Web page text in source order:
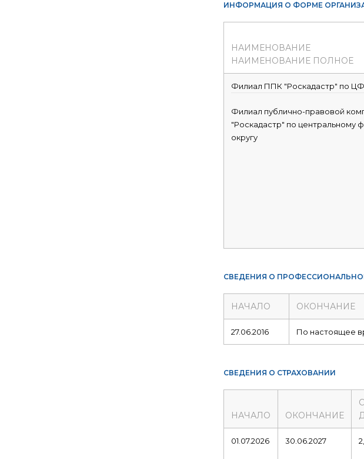
ИНФОРМАЦИЯ О ФОРМЕ
НАИМЕНОВАНИЕ
НАИМЕНОВАНИЕ ПОЛНОЕ
Филиал ППК "Роскадастр" по
Филиал публично-правовой
"Роскадастр" по центральному
округу
СВЕДЕНИЯ О
НАЧАЛО ОКОНЧАНИЕ
27.06.2016 По настоящее
СВЕДЕНИЯ О СТРАХОВАНИИ
НАЧАЛО ОКОНЧАНИЕ
01.07.2026 30.06.2027